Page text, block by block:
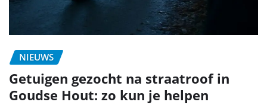
NIEUWS
Getuigen gezocht na straatroof in
Goudse Hout: zo kun je helpen